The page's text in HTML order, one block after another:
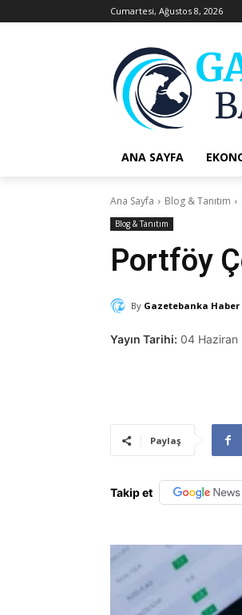
Cumartesi, Ağustos 8, 2026
ANA SAYFA
Ana Sayfa Blog & Tanıtım
Blog & Tanıtım
Portföy
By Gazetebanka
Yayın Tarihi: 04 Haziran
Paylaş
Takip et